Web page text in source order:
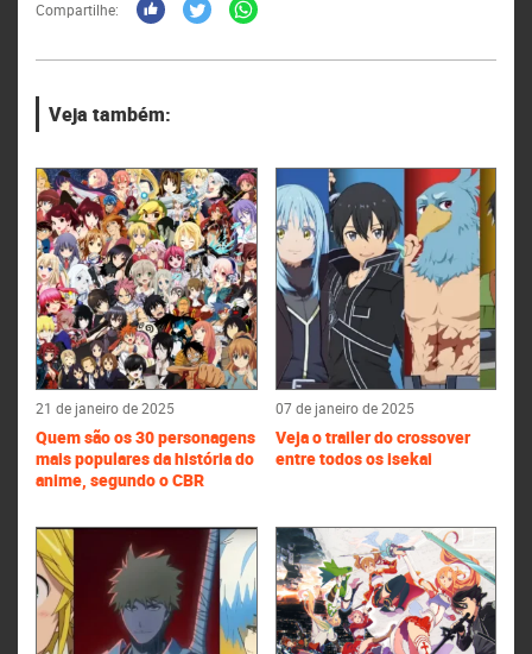
Compartilhe:
Veja também:
21 de janeiro de 2025
Quem são os 30 personagens
mais populares da história do
anime, segundo o CBR
07 de janeiro de 2025
Veja o trailer do crossover
entre todos os isekai